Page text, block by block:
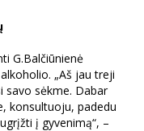
G.Balčiūnienė
„Aš jau treji
savo sėkme. Dabar
konsultuoju, padedu
į gyvenimą“, –